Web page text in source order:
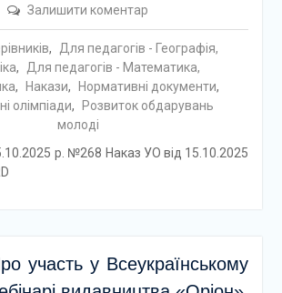
Залишити коментар
,
Для педагогів - Географія,
,
Для педагогів - Математика,
, Накази, Нормативні документи,
олімпіади,
Розвиток обдарувань
молоді
р. №268 Hаказ УО від 15.10.2025
участь у Всеукраїнському